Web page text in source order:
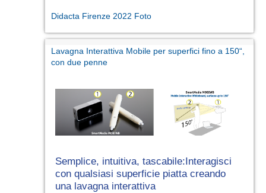
Didacta Firenze 2022 Foto
Lavagna Interattiva Mobile per superfici fino a 150“,
con due penne
Semplice, intuitiva, tascabile:Interagisci
con qualsiasi superficie piatta creando
una lavagna interattiva